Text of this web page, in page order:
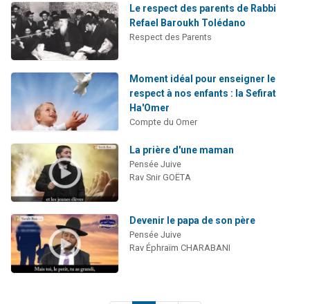
Le respect des parents de Rabbi
Refael Baroukh Tolédano
Respect des Parents
Moment idéal pour enseigner le
respect à nos enfants : la Sefirat
Ha'Omer
Compte du Omer
La prière d'une maman
Pensée Juive
Rav Snir GOËTA
Devenir le papa de son père
Pensée Juive
Rav Éphraïm CHARABANI